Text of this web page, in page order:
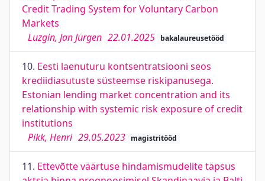
Credit Trading System for Voluntary Carbon
Markets
Luzgin, Jan Jürgen 22.01.2025 bakalaureusetööd
10. Eesti laenuturu kontsentratsiooni seos
krediidiasutuste süsteemse riskipanusega.
Estonian lending market concentration and its
relationship with systemic risk exposure of credit
institutions
Pikk, Henri 29.05.2023 magistritööd
11. Ettevõtte väärtuse hindamismudelite täpsus